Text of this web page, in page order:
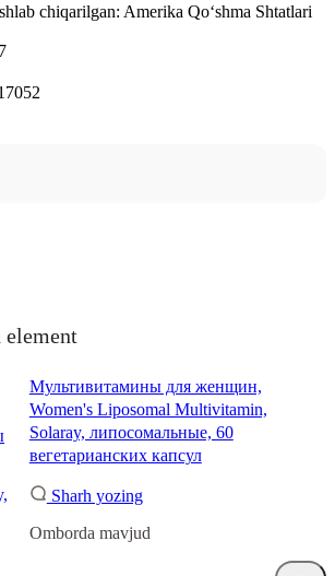
chiqarilgan: Amerika Qo‘shma Shtatlari
element
Мультивитамины для женщин,
Women's Liposomal Multivitamin,
Solaray, липосомальные, 60
вегетарианских капсул
Sharh yozing
Omborda mavjud